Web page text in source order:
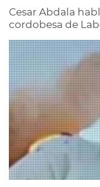
Cesar Abdala
cordobesa de